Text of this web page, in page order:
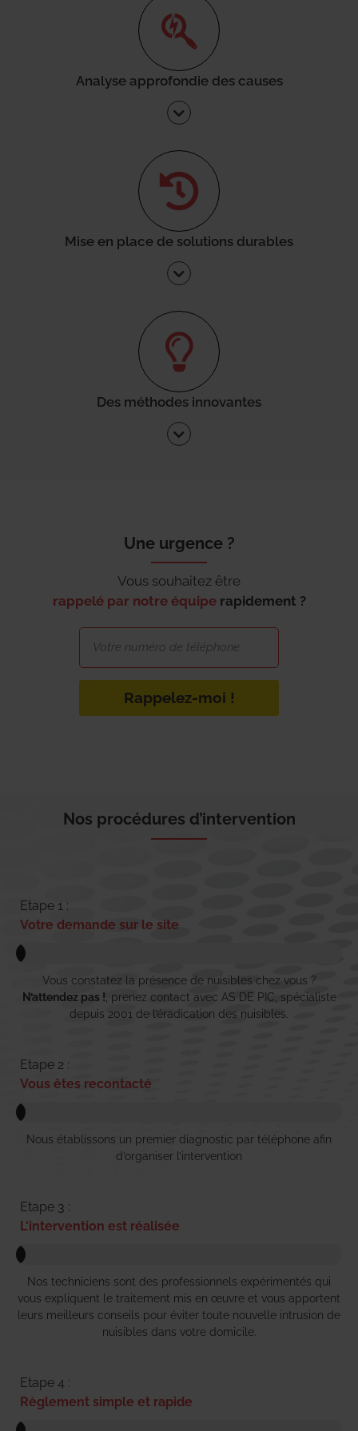
Analyse approfondie des causes
Mise en place de solutions durables
Des méthodes innovantes
Une urgence ?
Vous souhaitez être
rappelé par notre équipe rapidement ?
Rappelez-moi !
Nos procédures d’intervention
Etape 1 :
Votre demande sur le site
Vous constatez la présence de nuisibles chez vous ?
N’attendez pas ! , prenez contact avec AS DE PIC, spécialiste
depuis 2001 de l’éradication des nuisibles.
Etape 2 :
Vous êtes recontacté
Nous établissons un premier diagnostic par téléphone afin
d’organiser l’intervention
Etape 3 :
L'intervention est réalisée
Nos techniciens sont des professionnels expérimentés qui
vous expliquent le traitement mis en œuvre et vous apportent
leurs meilleurs conseils pour éviter toute nouvelle intrusion de
nuisibles dans votre domicile.
Etape 4 :
Règlement simple et rapide